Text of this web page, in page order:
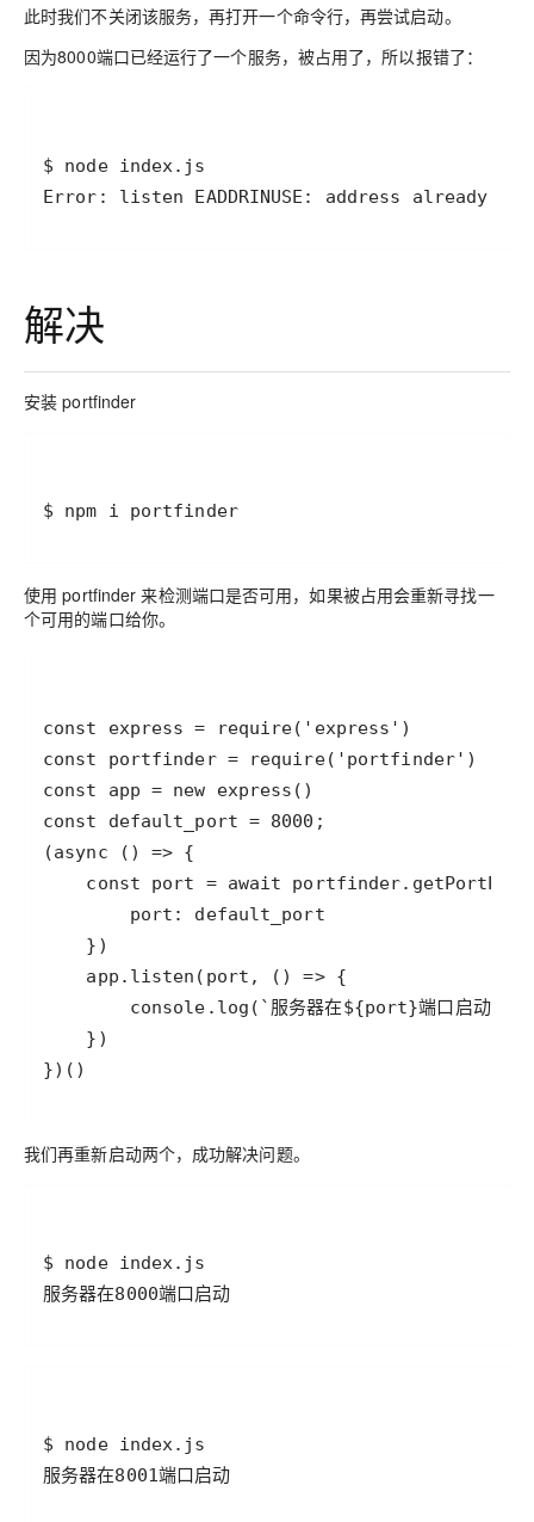
此时我们不关闭该服务，再打开一个命令行，再尝试启动。
因为8000端口已经运行了一个服务，被占用了，所以报错了：
解决
安装 portfinder
使用 portfinder 来检测端口是否可用，如果被占用会重新寻找一
个可用的端口给你。
我们再重新启动两个，成功解决问题。